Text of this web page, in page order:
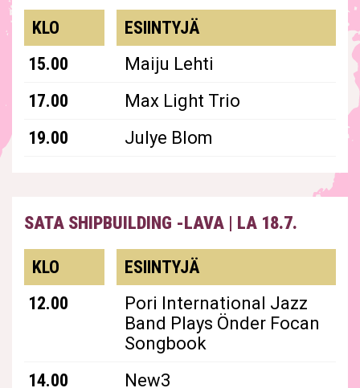
KLO
ESIINTYJÄ
15.00
Maiju Lehti
17.00
Max Light Trio
19.00
Julye Blom
SATA SHIPBUILDING -LAVA | LA 18.7.
KLO
ESIINTYJÄ
12.00
Pori International Jazz
Band Plays Önder Focan
Songbook
14.00
New3